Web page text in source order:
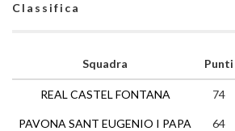
Classifica
Squadra
REAL CASTEL FONTANA
PAVONA SANT EUGENIO I PAPA
Punti
74
64